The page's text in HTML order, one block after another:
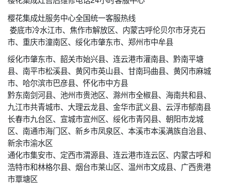
樱花集成灶服务中心全国统一客服热线
娄底市冷水江市、焦作市解放区、内蒙古呼伦贝尔市牙克石
市、重庆市潼南区、绥化市肇东市、郑州市中牟县
绥化市肇东市、韶关市始兴县、连云港市灌南县、黔南平塘
县、南平市松溪县、黄冈市英山县、甘南玛曲县、黄冈市麻城
市、哈尔滨市巴彦县、怀化市中方县
黔东南剑河县、池州市贵池区、滁州市全椒县、海南共和县、
九江市共青城市、大理云龙县、金华市武义县、云浮市郁南县
长春市九台区、宣城市宣州区、绥化市青冈县、朝阳市龙城
区、南通市海门区、新乡市凤泉区、本溪市本溪满族自治县、
新余市渝水区
通化市集安市、定西市渭源县、连云港市连云区、内蒙古呼和
浩特市和林格尔县、烟台市莱山区、温州市文成县、广西贵港
市覃塘区